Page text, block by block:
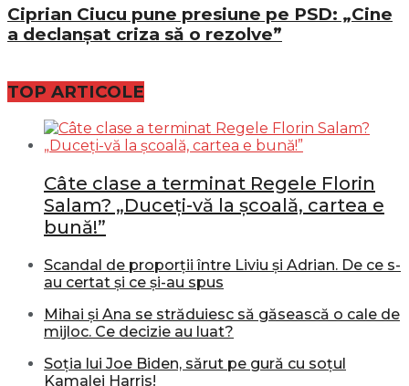
Ciprian Ciucu pune presiune pe PSD: „Cine
a declanșat criza să o rezolve”
TOP ARTICOLE
Câte clase a terminat Regele Florin
Salam? „Duceți-vă la școală, cartea e
bună!”
Scandal de proporții între Liviu și Adrian. De ce s-
au certat și ce și-au spus
Mihai și Ana se străduiesc să găsească o cale de
mijloc. Ce decizie au luat?
Soția lui Joe Biden, sărut pe gură cu soțul
Kamalei Harris!